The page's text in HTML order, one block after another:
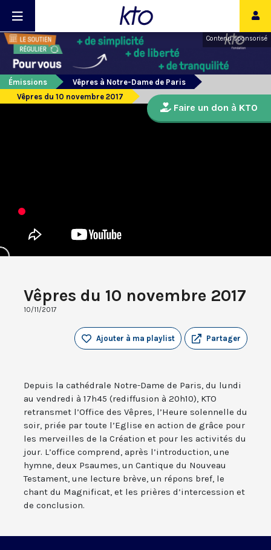
Contenu sponsorisé
Émissions
Vêpres à Notre-Dame de Paris
Vêpres du 10 novembre 2017
Vêpres du 10 novembre 2017
10/11/2017
Partager
Ajouter à ma playlist
Depuis la cathédrale Notre-Dame de Paris, du lundi
au vendredi à 17h45 (rediffusion à 20h10), KTO
retransmet l’Office des Vêpres, l’Heure solennelle du
soir, priée par toute l’Eglise en action de grâce pour
les merveilles de la Création et pour les activités du
jour. L’office comprend, après l’introduction, une
hymne, deux Psaumes, un Cantique du Nouveau
Testament, une lecture brève, un répons bref, le
chant du Magnificat, et les prières d’intercession et
de conclusion.
Faire un don à KTO